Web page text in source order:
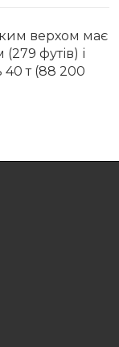
верхом має
футів) і
40 т (88 200